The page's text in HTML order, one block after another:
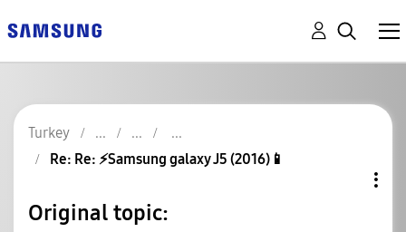
Turkey
Re: Re: ⚡️Samsung galaxy J5 (2016)📱
Original topic: